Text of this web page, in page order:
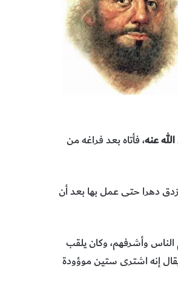
عنه، فأتاه بعد فراغه من
دهرا حتى عمل بها بعد أن
وأشرفهم، وكان يلقب
إنه اشترى ستين موؤودة